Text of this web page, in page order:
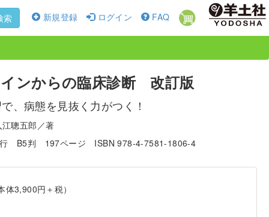
新規登録 ログイン FAQ
索
ンからの臨床診断 改訂版
、病態を見抜く力がつく！
聰五郎／著
B5判 197ページ ISBN 978-4-7581-1806-4
体3,900円＋税）